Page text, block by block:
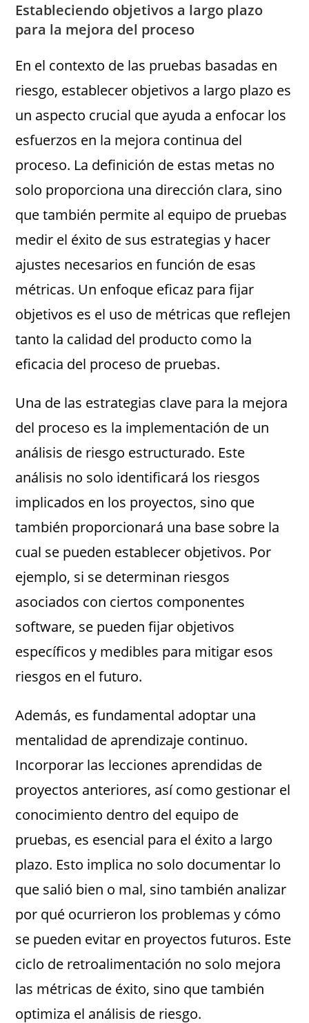
Estableciendo objetivos a largo plazo
para la mejora del proceso
En el contexto de las pruebas basadas en
riesgo, establecer objetivos a largo plazo es
un aspecto crucial que ayuda a enfocar los
esfuerzos en la mejora continua del
proceso. La definición de estas metas no
solo proporciona una dirección clara, sino
que también permite al equipo de pruebas
medir el éxito de sus estrategias y hacer
ajustes necesarios en función de esas
métricas. Un enfoque eficaz para fijar
objetivos es el uso de métricas que reflejen
tanto la calidad del producto como la
eficacia del proceso de pruebas.
Una de las estrategias clave para la mejora
del proceso es la implementación de un
análisis de riesgo estructurado. Este
análisis no solo identificará los riesgos
implicados en los proyectos, sino que
también proporcionará una base sobre la
cual se pueden establecer objetivos. Por
ejemplo, si se determinan riesgos
asociados con ciertos componentes
software, se pueden fijar objetivos
específicos y medibles para mitigar esos
riesgos en el futuro.
Además, es fundamental adoptar una
mentalidad de aprendizaje continuo.
Incorporar las lecciones aprendidas de
proyectos anteriores, así como gestionar el
conocimiento dentro del equipo de
pruebas, es esencial para el éxito a largo
plazo. Esto implica no solo documentar lo
que salió bien o mal, sino también analizar
por qué ocurrieron los problemas y cómo
se pueden evitar en proyectos futuros. Este
ciclo de retroalimentación no solo mejora
las métricas de éxito, sino que también
optimiza el análisis de riesgo.